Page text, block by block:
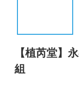
【植芮堂】
組